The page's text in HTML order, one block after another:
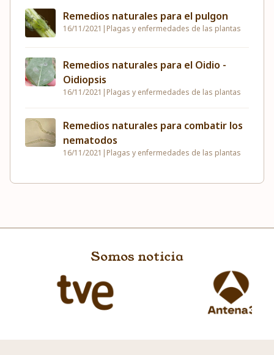
Remedios naturales para el pulgon
16/11/2021 | Plagas y enfermedades de las plantas
Remedios naturales para el Oidio -
Oidiopsis
16/11/2021 | Plagas y enfermedades de las plantas
Remedios naturales para combatir los
nematodos
16/11/2021 | Plagas y enfermedades de las plantas
Somos noticia